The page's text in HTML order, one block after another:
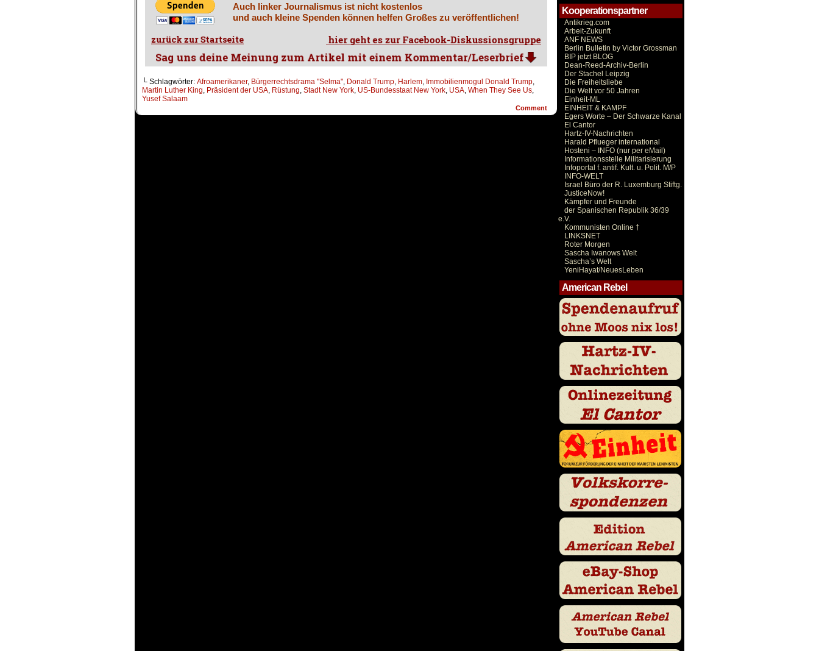
Auch linker Journalismus ist nicht kostenlos
und auch kleine Spenden können helfen Großes zu veröffentlichen!
└ Schlagwörter: Afroamerikaner, Bürgerrechtsdrama "Selma" Donald Trump Harlem Immobilienmogul Donald Trump
Martin Luther King Präsident der USA Rüstung Stadt New York US-Bundesstaat New York USA When They See Us
Yusef Salaam
Comment
Kooperationspartner
Antikrieg.com
Arbeit-Zukunft
ANF NEWS
Berlin Bulletin by Victor Grossman
BIP jetzt BLOG
Dean-Reed-Archiv-Berlin
Der Stachel Leipzig
Die Freiheitsliebe
Die Welt vor 50 Jahren
Einheit-ML
EINHEIT & KAMPF
Egers Worte – Der Schwarze Kanal
El Cantor
Hartz-IV-Nachrichten
Harald Pflueger international
Hosteni – INFO (nur per eMail)
Informationsstelle Militarisierung
Infoportal f. antif. Kult. u. Polit. M/P
INFO-WELT
Israel Büro der R. Luxemburg Stiftg.
JusticeNow!
Kämpfer und Freunde
der Spanischen Republik 36/39
e.V.
Kommunisten Online †
LINKSNET
Roter Morgen
Sascha Iwanows Welt
Sascha’s Welt
YeniHayat/NeuesLeben
American Rebel